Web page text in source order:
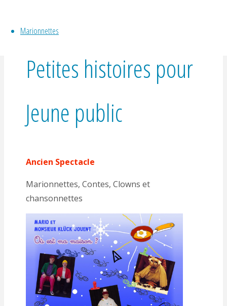
Marionnettes
Petites histoires pour
Jeune public
Ancien Spectacle
Marionnettes, Contes, Clowns et
chansonnettes